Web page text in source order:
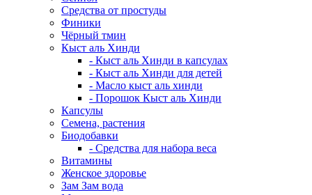
Средства от простуды
Финики
Чёрный тмин
Кыст аль Хинди
- Кыст аль Хинди в капсулах
- Кыст аль Хинди для детей
- Масло кыст аль хинди
- Порошок Кыст аль Хинди
Капсулы
Семена, растения
Биодобавки
- Средства для набора веса
Витамины
Женское здоровье
Зам Зам вода